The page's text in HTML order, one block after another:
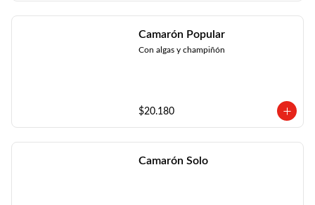
Camarón Popular
Con algas y champiñón
$20.180
Camarón Solo